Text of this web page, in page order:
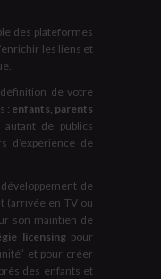
des plateformes
les liens et
de votre
: enfants, parents
, autant de publics
d’expérience de
de
(arrivée en TV ou
son maintien de
licensingpour
et pour créer
des enfants et